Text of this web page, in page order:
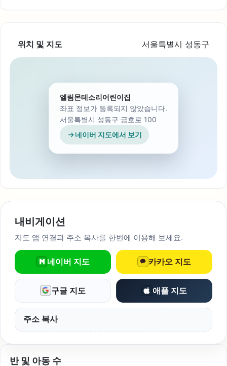
위치 및 지도 서울특별시 성동구
엘림몬테소리어린이집
좌표 정보가 등록되지 않았습니다.
서울특별시 성동구 금호로 100
네이버 지도에서 보기
내비게이션
지도 앱 연결과 주소 복사를 한번에 이용해 보세요.
네이버 지도 카카오 지도
구글 지도 애플 지도
주소 복사
반 및 아동 수